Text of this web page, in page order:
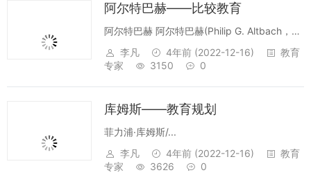
阿尔特巴赫——比较教育
阿尔特巴赫 阿尔特巴赫(Philip G. Altbach，
1941-)， 美国比较教育学家、比较高等教育专
业研究开创人。著有《美国社会的教科书》、
李凡 4年前 (2022-12-16)
教育
专家
3150 0
库姆斯——教育规划
菲力浦·库姆斯/...
李凡
4年前 (2022-12-16)
教育
专家
3626 0